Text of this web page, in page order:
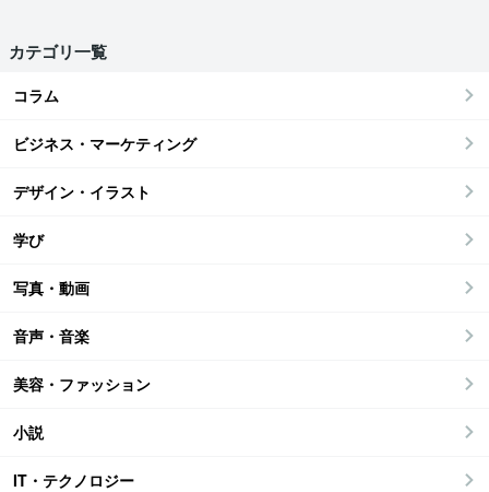
カテゴリ一覧
コラム
ビジネス・マーケティング
デザイン・イラスト
学び
写真・動画
音声・音楽
美容・ファッション
小説
IT・テクノロジー